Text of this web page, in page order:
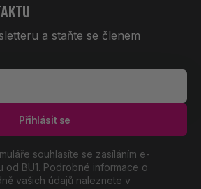
a staňte se členem
Přihlásit se
souhlasíte se zasíláním e-
od BU1. Podrobné informace o
vašich údajů naleznete v